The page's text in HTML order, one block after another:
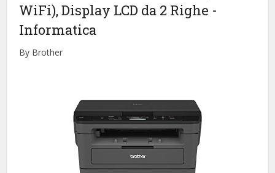
WiFi), Display LCD da 2 Righe -
Informatica
By Brother